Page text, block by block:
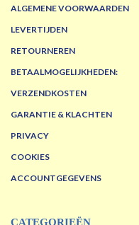
ALGEMENE VOORWAARDEN
LEVERTIJDEN
RETOURNEREN
BETAALMOGELIJKHEDEN:
VERZENDKOSTEN
GARANTIE & KLACHTEN
PRIVACY
COOKIES
ACCOUNTGEGEVENS
CATEGORIEËN